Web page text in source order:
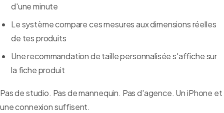
d'une minute
Le système compare ces mesures aux dimensions réelles
de tes produits
Une recommandation de taille personnalisée s'affiche sur
la fiche produit
Pas de studio. Pas de mannequin. Pas d'agence. Un iPhone et
une connexion suffisent.